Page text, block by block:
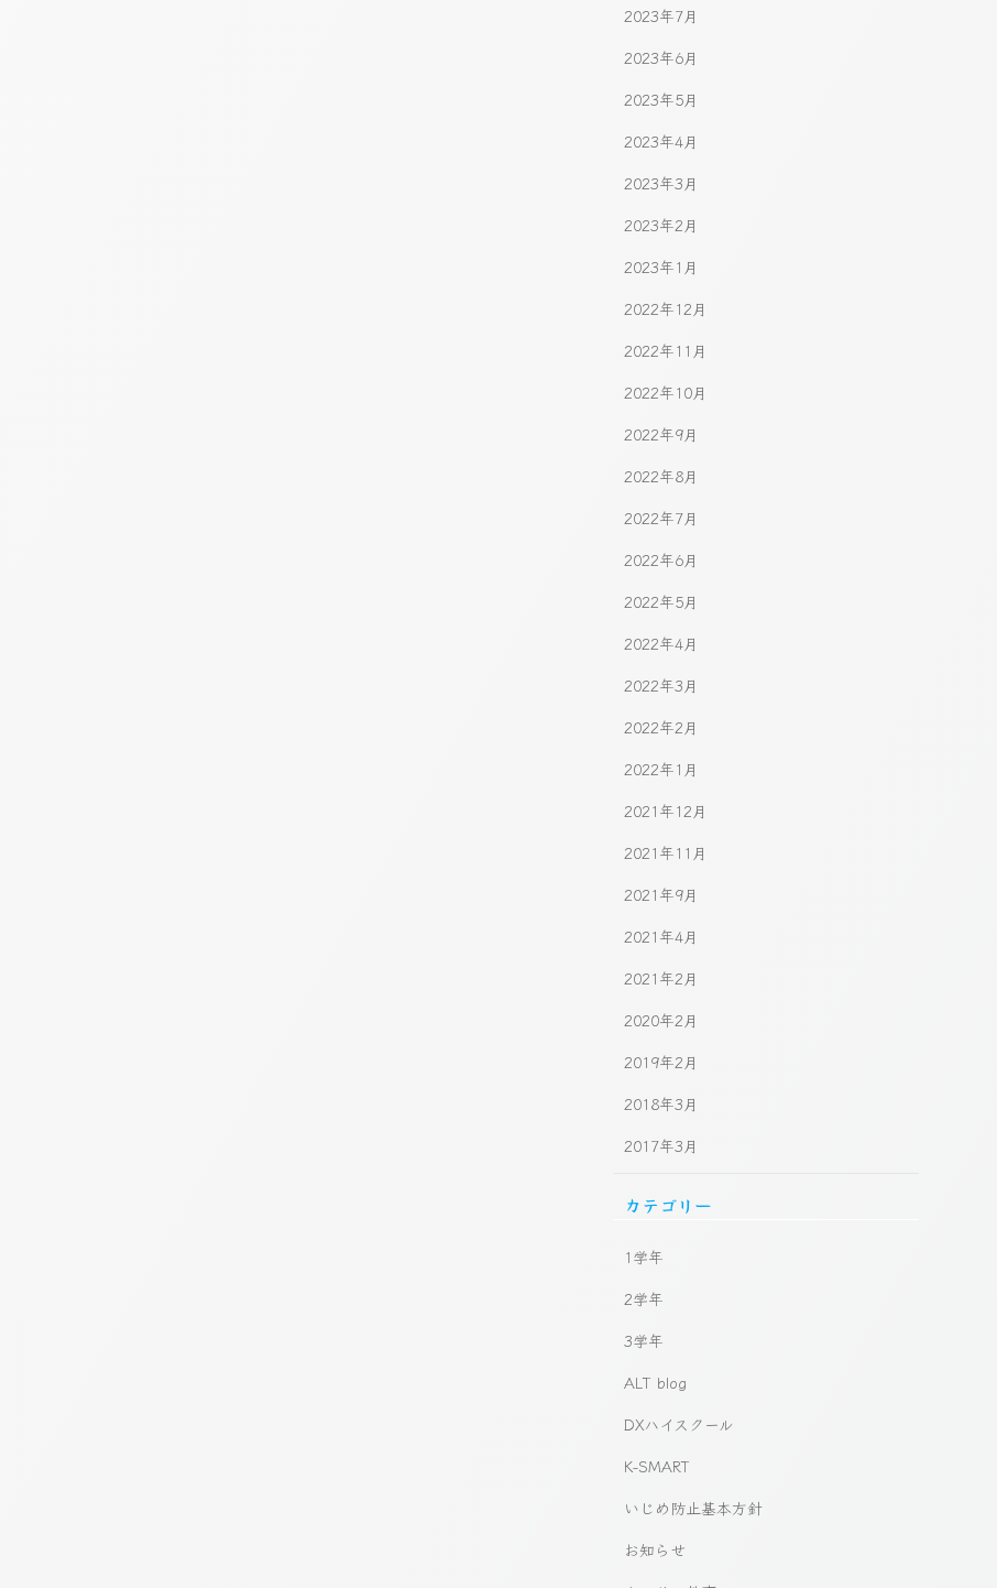
2023年7月
2023年6月
2023年5月
2023年4月
2023年3月
2023年2月
2023年1月
2022年12月
2022年11月
2022年10月
2022年9月
2022年8月
2022年7月
2022年6月
2022年5月
2022年4月
2022年3月
2022年2月
2022年1月
2021年12月
2021年11月
2021年9月
2021年4月
2021年2月
2020年2月
2019年2月
2018年3月
2017年3月
カテゴリー
1学年
2学年
3学年
ALT blog
DXハイスクール
K-SMART
いじめ防止基本方針
お知らせ